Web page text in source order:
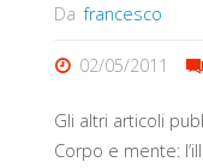
Da francesco
02/05/2011
Gli altri articoli
Corpo e mente: